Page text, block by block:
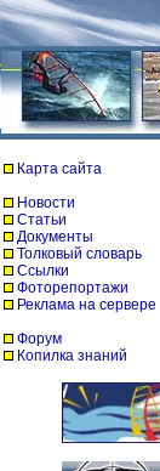
Карта сайта
Новости
Статьи
Документы
Толковый словарь
Ссылки
Фоторепортажи
Реклама на сервере
Форум
Копилка знаний